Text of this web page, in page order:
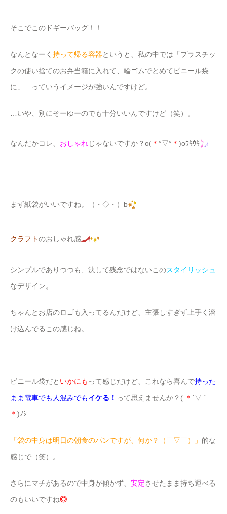
そこでこのドギーバッグ！！
なんとなーく 持って帰る容器というと、私の中では「プラスチッ
クの使い捨てのお弁当箱に入れて、輪ゴムでとめてビニール袋
に」…っていうイメージが強いんですけど。
…いや、別にそーゆーのでも十分いいんですけど（笑）。
なんだかコレ、 おしゃれじゃないですか？o( ＊ °▽° ＊ )oｳｷｳｷ
まず紙袋がいいですね。（・◇・）b
クラフトのおしゃれ感
シンプルでありつつも、決して残念ではないこのスタイリッシュ
なデザイン。
ちゃんとお店のロゴも入ってるんだけど、主張しすぎず上手く溶
け込んでるこの感じね。
ビニール袋だと いかにも って感じだけど、これなら喜んで持った
まま電車でも人混みでもイケる！ って思えませんか？( ＊ ´▽｀
＊ )ﾉｼ
「袋の中身は明日の朝食のパンですが、何か？（￣▽￣）」 的な
感じで（笑）。
さらにマチがあるので中身が傾かず、 安定させたまま持ち運べる
のもいいですね◎